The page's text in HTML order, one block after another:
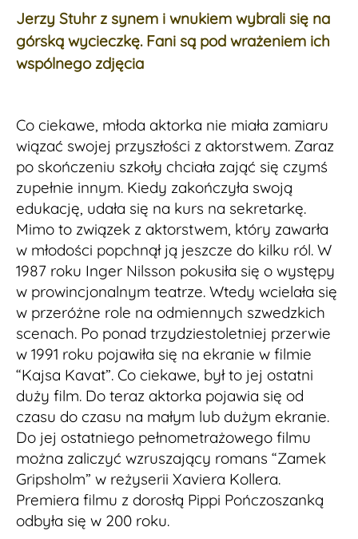
Jerzy Stuhr z synem i wnukiem wybrali się na
górską wycieczkę. Fani są pod wrażeniem ich
wspólnego zdjęcia
Co ciekawe, młoda aktorka nie miała zamiaru
wiązać swojej przyszłości z aktorstwem. Zaraz
po skończeniu szkoły chciała zająć się czymś
zupełnie innym. Kiedy zakończyła swoją
edukację, udała się na kurs na sekretarkę.
Mimo to związek z aktorstwem, który zawarła
w młodości popchnął ją jeszcze do kilku ról. W
1987 roku Inger Nilsson pokusiła się o występy
w prowincjonalnym teatrze. Wtedy wcielała się
w przeróżne role na odmiennych szwedzkich
scenach. Po ponad trzydziestoletniej przerwie
w 1991 roku pojawiła się na ekranie w filmie
“Kajsa Kavat”. Co ciekawe, był to jej ostatni
duży film. Do teraz aktorka pojawia się od
czasu do czasu na małym lub dużym ekranie.
Do jej ostatniego pełnometrażowego filmu
można zaliczyć wzruszający romans “Zamek
Gripsholm” w reżyserii Xaviera Kollera.
Premiera filmu z dorosłą Pippi Pończoszanką
odbyła się w 200 roku.